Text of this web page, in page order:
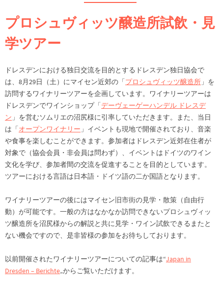
プロシュヴィッツ醸造所試飲・見
学ツアー
ドレスデンにおける独日交流を目的とするドレスデン独日協会で
は、8月29日（土）にマイセン近郊の「プロシュヴィッツ醸造所 」を
訪問するワイナリーツアーを企画しています。ワイナリーツアーは
ドレスデンでワインショップ「デーヴェーゲーハンデル ドレスデ
ン 」を営むソムリエの沼尻様に引率していただきます。また、当日
は「オープンワイナリー 」イベントも現地で開催されており、音楽
や食事を楽しむことができます。参加者はドレスデン近郊在住者が
対象で（協会会員・非会員は問わず）、イベントはドイツのワイン
文化を学び、参加者間の交流を促進することを目的としています。
ツアーにおける言語は日本語・ドイツ語の二か国語となります。
ワイナリーツアーの後にはマイセン旧市街の見学・散策（自由行
動）が可能です。一般の方はなかなか訪問できないプロシュヴィッ
ツ醸造所を沼尻様からの解説と共に見学・ワイン試飲できるまたと
ない機会ですので、是非皆様の参加をお待ちしております。
以前開催されたワイナリーツアーについての記事は“Japan in
Dresden – Berichte„からご覧いただけます。